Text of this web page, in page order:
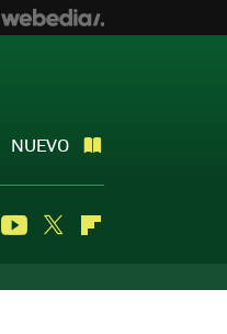
NUEVO
InstagramYoutube
Twitter